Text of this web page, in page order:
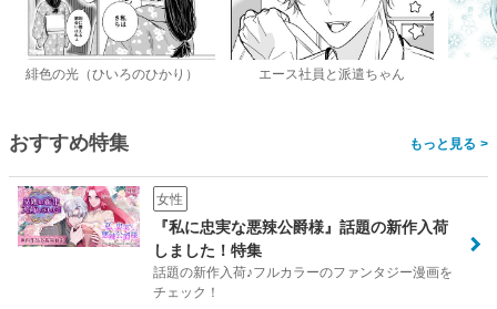
緋色の光（ひいろのひかり） エース社員と派遣ちゃん
おすすめ特集 >
女性
『私に忠実な悪辣公爵様』話題の新作入荷
しました！特集
話題の新作入荷♪フルカラーのファンタジー漫画を
チェック！